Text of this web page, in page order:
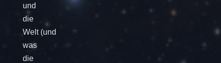
und
die
Welt (und
was
die